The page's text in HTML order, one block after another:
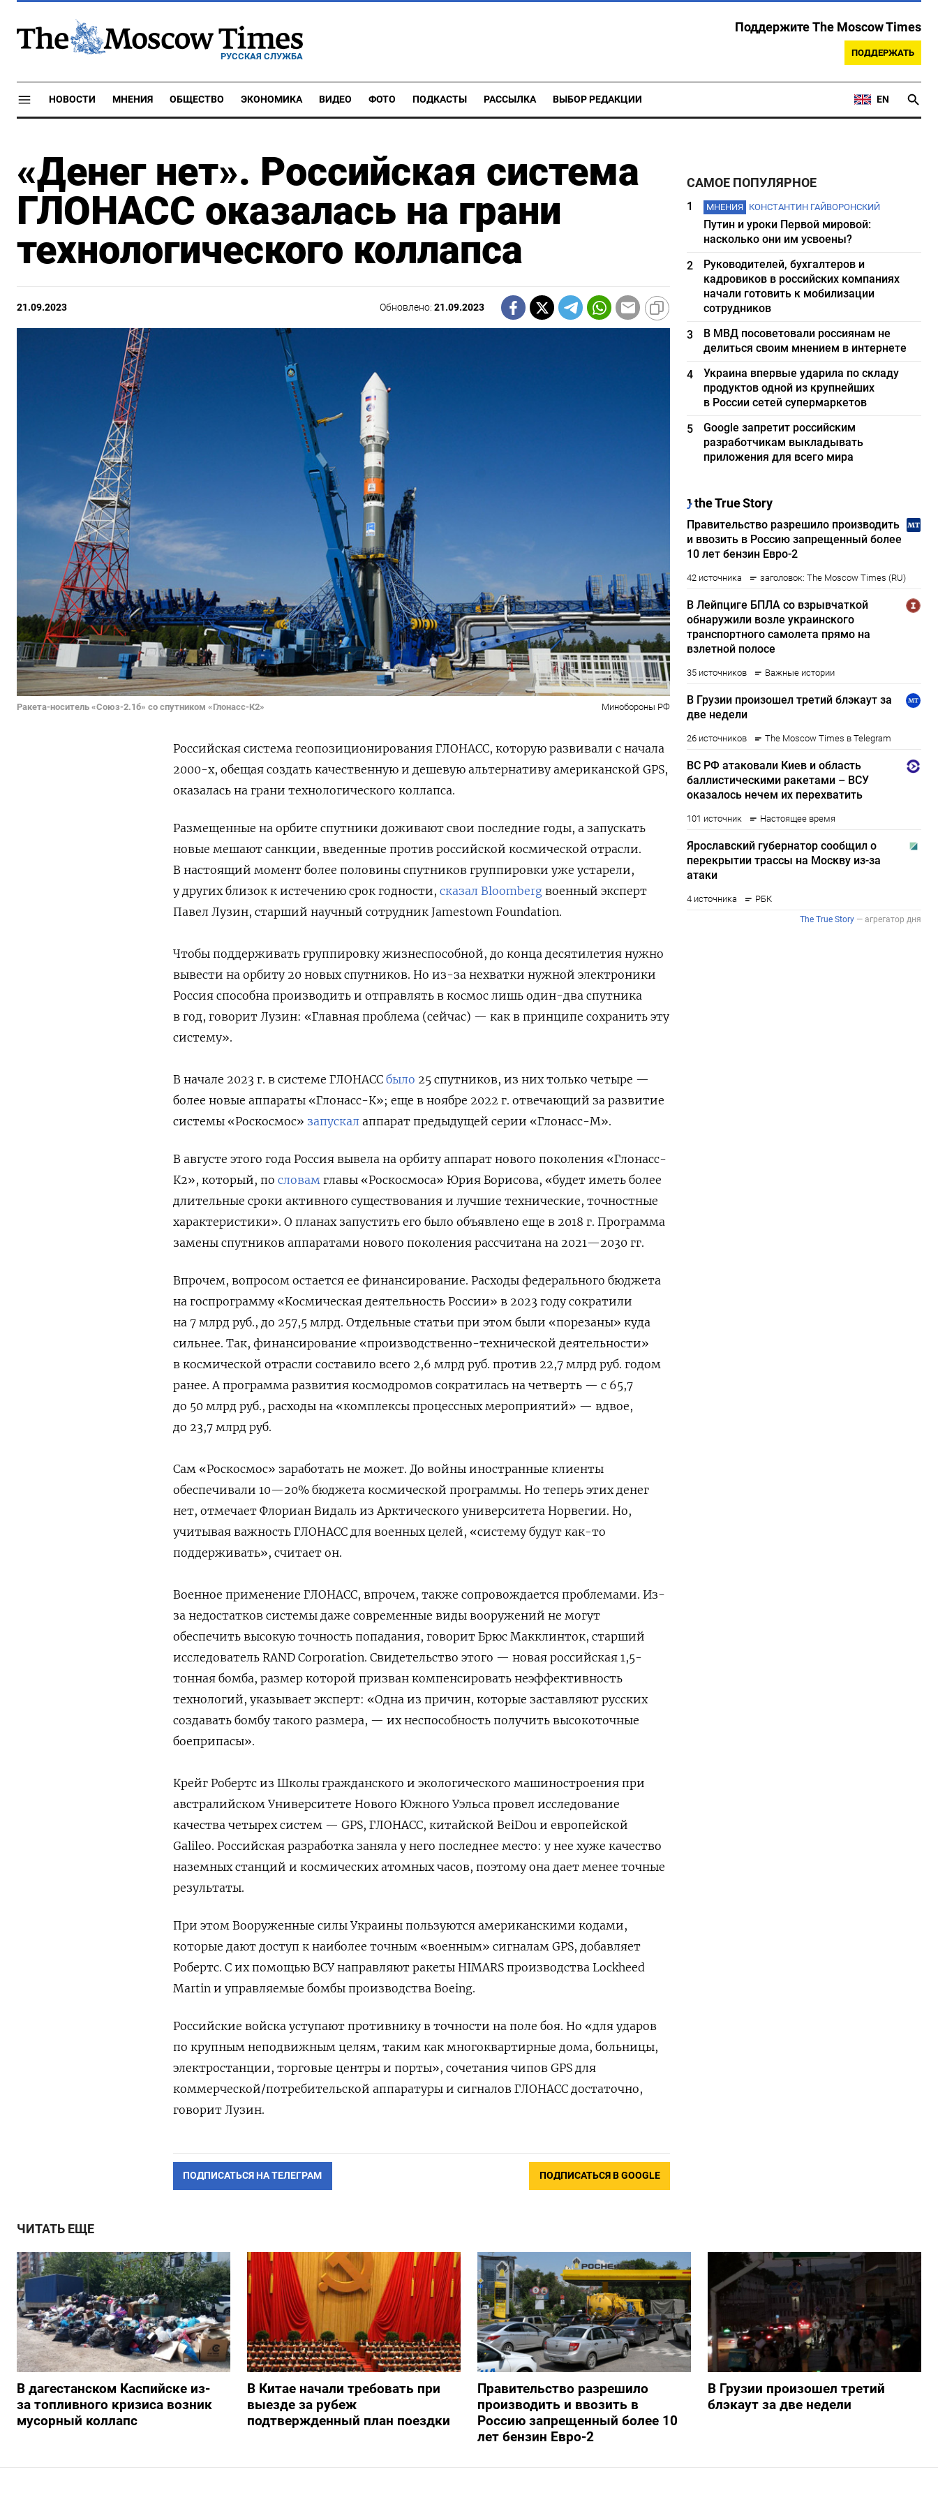
РУССКАЯ СЛУЖБА
Поддержите The Moscow Times
ПОДДЕРЖАТЬ
НОВОСТИ МНЕНИЯ ОБЩЕСТВО ЭКОНОМИКА ВИДЕО ФОТО ПОДКАСТЫ РАССЫЛКА ВЫБОР РЕДАКЦИИ EN
«Денег нет». Российская система
ГЛОНАСС оказалась на грани
технологического коллапса
21.09.2023 Обновлено:21.09.2023
Ракета-носитель «Союз-2.1б» со спутником «Глонасс-К2» Минобороны РФ
Российская система геопозиционирования ГЛОНАСС, которую развивали с начала
2000-х, обещая создать качественную и дешевую альтернативу американской GPS,
оказалась на грани технологического коллапса.
Размещенные на орбите спутники доживают свои последние годы, а запускать
новые мешают санкции, введенные против российской космической отрасли.
В настоящий момент более половины спутников группировки уже устарели,
у других близок к истечению срок годности, сказал Bloomberg военный эксперт
Павел Лузин, старший научный сотрудник Jamestown Foundation.
Чтобы поддерживать группировку жизнеспособной, до конца десятилетия нужно
вывести на орбиту 20 новых спутников. Но из-за нехватки нужной электроники
Россия способна производить и отправлять в космос лишь один-два спутника
в год, говорит Лузин: «Главная проблема (сейчас) — как в принципе сохранить эту
систему».
В начале 2023 г. в системе ГЛОНАСС было 25 спутников, из них только четыре —
более новые аппараты «Глонасс-К»; еще в ноябре 2022 г. отвечающий за развитие
системы «Роскосмос» запускал аппарат предыдущей серии «Глонасс-М».
В августе этого года Россия вывела на орбиту аппарат нового поколения «Глонасс-
К2», который, по словам главы «Роскосмоса» Юрия Борисова, «будет иметь более
длительные сроки активного существования и лучшие технические, точностные
характеристики». О планах запустить его было объявлено еще в 2018 г. Программа
замены спутников аппаратами нового поколения рассчитана на 2021—2030 гг.
Впрочем, вопросом остается ее финансирование. Расходы федерального бюджета
на госпрограмму «Космическая деятельность России» в 2023 году сократили
на 7 млрд руб., до 257,5 млрд. Отдельные статьи при этом были «порезаны» куда
сильнее. Так, финансирование «производственно-технической деятельности»
в космической отрасли составило всего 2,6 млрд руб. против 22,7 млрд руб. годом
ранее. А программа развития космодромов сократилась на четверть — с 65,7
до 50 млрд руб., расходы на «комплексы процессных мероприятий» — вдвое,
до 23,7 млрд руб.
Сам «Роскосмос» заработать не может. До войны иностранные клиенты
обеспечивали 10—20% бюджета космической программы. Но теперь этих денег
нет, отмечает Флориан Видаль из Арктического университета Норвегии. Но,
учитывая важность ГЛОНАСС для военных целей, «систему будут как-то
поддерживать», считает он.
Военное применение ГЛОНАСС, впрочем, также сопровождается проблемами. Из-
за недостатков системы даже современные виды вооружений не могут
обеспечить высокую точность попадания, говорит Брюс Макклинток, старший
исследователь RAND Corporation. Свидетельство этого — новая российская 1,5-
тонная бомба, размер которой призван компенсировать неэффективность
технологий, указывает эксперт: «Одна из причин, которые заставляют русских
создавать бомбу такого размера, — их неспособность получить высокоточные
боеприпасы».
Крейг Робертс из Школы гражданского и экологического машиностроения при
австралийском Университете Нового Южного Уэльса провел исследование
качества четырех систем — GPS, ГЛОНАСС, китайской BeiDou и европейской
Galileo. Российская разработка заняла у него последнее место: у нее хуже качество
наземных станций и космических атомных часов, поэтому она дает менее точные
результаты.
При этом Вооруженные силы Украины пользуются американскими кодами,
которые дают доступ к наиболее точным «военным» сигналам GPS, добавляет
Робертс. С их помощью ВСУ направляют ракеты HIMARS производства Lockheed
Martin и управляемые бомбы производства Boeing.
Российские войска уступают противнику в точности на поле боя. Но «для ударов
по крупным неподвижным целям, таким как многоквартирные дома, больницы,
электростанции, торговые центры и порты», сочетания чипов GPS для
коммерческой/потребительской аппаратуры и сигналов ГЛОНАСС достаточно,
говорит Лузин.
ПОДПИСАТЬСЯ НА ТЕЛЕГРАМ ПОДПИСАТЬСЯ В GOOGLE
САМОЕ ПОПУЛЯРНОЕ
1 МНЕНИЯ КОНСТАНТИН ГАЙВОРОНСКИЙ
Путин и уроки Первой мировой:
насколько они им усвоены?
2
Руководителей, бухгалтеров и
кадровиков в российских компаниях
начали готовить к мобилизации
сотрудников
3
В МВД посоветовали россиянам не
делиться своим мнением в интернете
4
Украина впервые ударила по складу
продуктов одной из крупнейших
в России сетей супермаркетов
5
Google запретит российским
разработчикам выкладывать
приложения для всего мира
ЧИТАТЬ ЕЩЕ
В дагестанском Каспийске из-
за топливного кризиса возник
мусорный коллапс
В Китае начали требовать при
выезде за рубеж
подтвержденный план поездки
Правительство разрешило
производить и ввозить в
Россию запрещенный более 10
лет бензин Евро-2
В Грузии произошел третий
блэкаут за две недели